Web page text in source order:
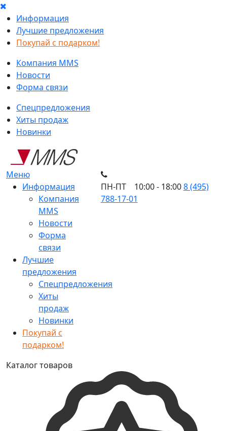
Информация
Лучшие предложения
Покупай с подарком!
Компания MMS
Новости
Форма связи
Спецпредложения
Хиты продаж
Новинки
Меню
Информация
Компания
MMS
Новости
Форма
связи
Лучшие
предложения
Спецпредложения
Хиты
продаж
Новинки
Покупай с
подарком!
ПН-ПТ 10:00 - 18:008 (495)
788-17-01
Каталог товаров